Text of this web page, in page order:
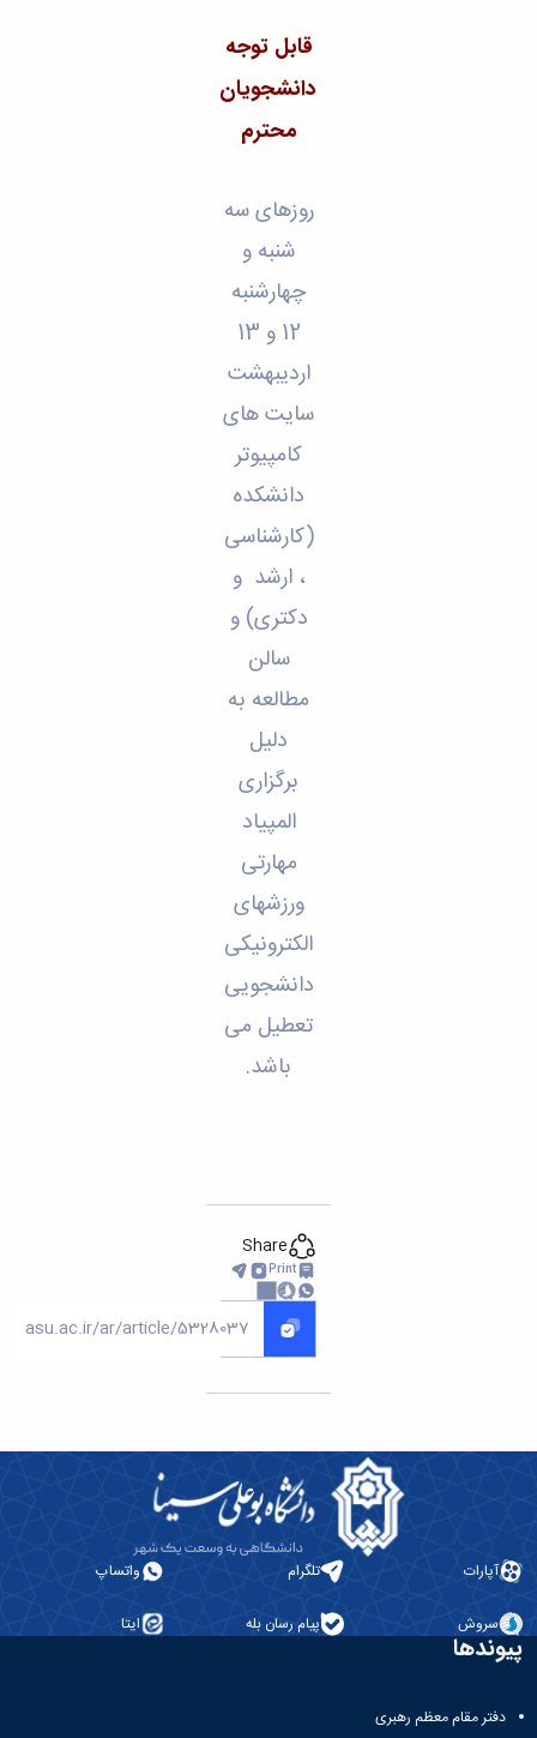
قابل توجه
دانشجویان
محترم
روزهای سه
شنبه و
چهارشنبه
12 و 13
اردیبهشت
سایت های
کامپیوتر
دانشکده
(کارشناسی
، ارشد و
دکتری) و
سالن
مطالعه به
دلیل
برگزاری
المپیاد
مهارتی
ورزشهای
الکترونیکی
دانشجویی
تعطیل می
باشد.
Share
Print
آپارات تلگرام واتساپ
سروش پیام رسان بله ایتا
پیوندها
دفتر مقام معظم رهبری